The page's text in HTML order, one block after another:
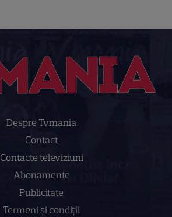
Despre Tvmania
Contact
Contacte televiziuni
Abonamente
Publicitate
Termeni și condiții